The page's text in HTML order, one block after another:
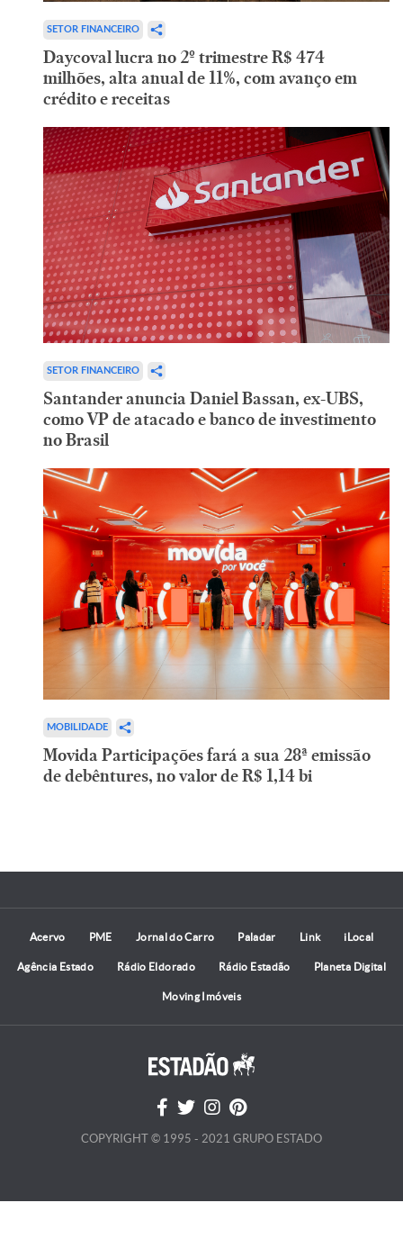
SETOR FINANCEIRO
Daycoval lucra no 2º trimestre R$ 474
milhões, alta anual de 11%, com avanço em
crédito e receitas
SETOR FINANCEIRO
Santander anuncia Daniel Bassan, ex-UBS,
como VP de atacado e banco de investimento
no Brasil
MOBILIDADE
Movida Participações fará a sua 28ª emissão
de debêntures, no valor de R$ 1,14 bi
Acervo PME Jornal do Carro Paladar Link iLocal
Agência Estado Rádio Eldorado Rádio Estadão Planeta Digital
Moving Imóveis
COPYRIGHT © 1995 - 2021 GRUPO ESTADO